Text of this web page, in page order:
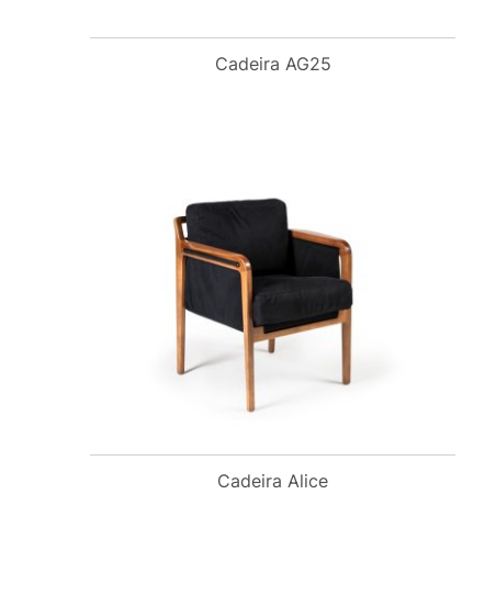
Cadeira AG25
Cadeira Alice